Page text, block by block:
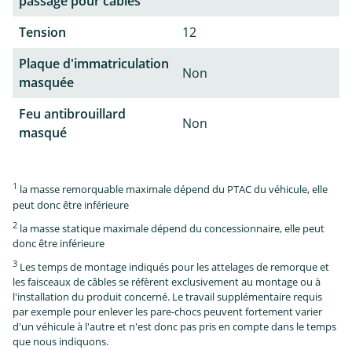
Tension
12
Plaque d'immatriculation
masquée
Non
Feu antibrouillard
masqué
Non
1 la masse remorquable maximale dépend du PTAC du véhicule, elle
peut donc être inférieure
2 la masse statique maximale dépend du concessionnaire, elle peut
donc être inférieure
3 Les temps de montage indiqués pour les attelages de remorque et
les faisceaux de câbles se réfèrent exclusivement au montage ou à
l'installation du produit concerné. Le travail supplémentaire requis
par exemple pour enlever les pare-chocs peuvent fortement varier
d'un véhicule à l'autre et n'est donc pas pris en compte dans le temps
que nous indiquons.